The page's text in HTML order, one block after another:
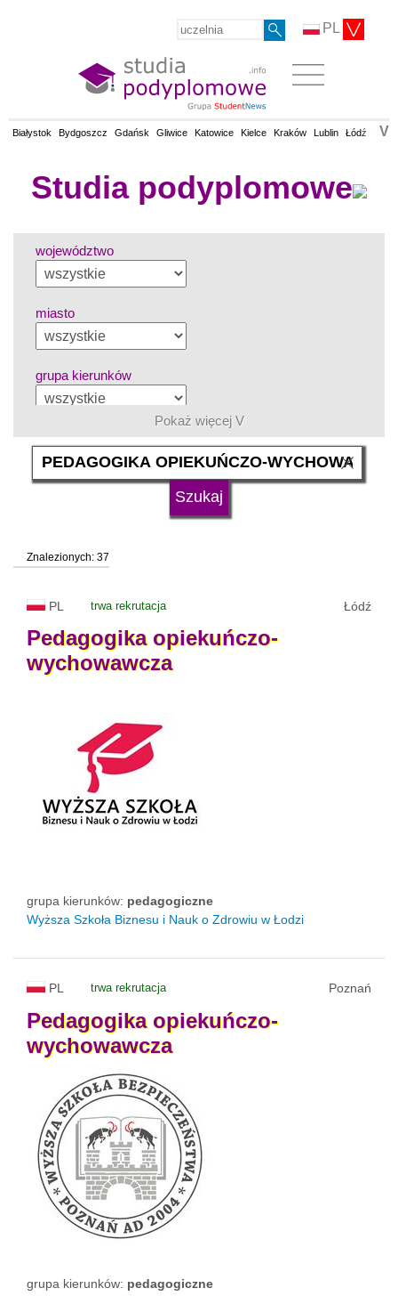
PL
Białystok Bydgoszcz Gdańsk Gliwice Katowice Kielce Kraków Lublin Łódź V
Studia podyplomowe
województwo
miasto
grupa kierunków
język
status uczelni
Pokaż więcej V
Znalezionych: 37
PL trwa rekrutacja Łódź
Pedagogika opiekuńczo-
wychowawcza
grupa kierunków: pedagogiczne
Wyższa Szkoła Biznesu i Nauk o Zdrowiu w Łodzi
PL trwa rekrutacja Poznań
Pedagogika opiekuńczo-
wychowawcza
grupa kierunków: pedagogiczne